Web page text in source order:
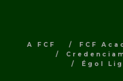
A FCF FCF
Égol